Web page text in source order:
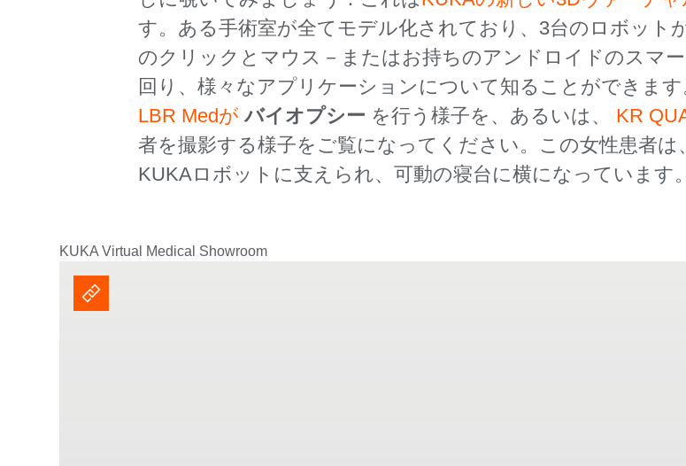
す。ある手術室が全てモデル化されており、3台のロボット
のクリックとマウス－またはお持ちのアンドロイドのスマ
回り、様々なアプリケーションについて知ることができます
LBR Medが バイオプシー を行う様子を、あるいは、 KR
者を撮影する様子をご覧になってください。この女性患者
KUKAロボットに支えられ、可動の寝台に横になっています。
KUKA Virtual Medical Showroom